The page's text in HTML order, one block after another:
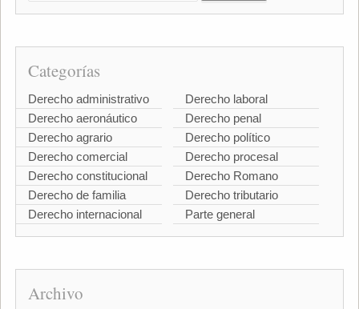
Categorías
Derecho administrativo
Derecho aeronáutico
Derecho agrario
Derecho comercial
Derecho constitucional
Derecho de familia
Derecho internacional
Derecho laboral
Derecho penal
Derecho político
Derecho procesal
Derecho Romano
Derecho tributario
Parte general
Archivo